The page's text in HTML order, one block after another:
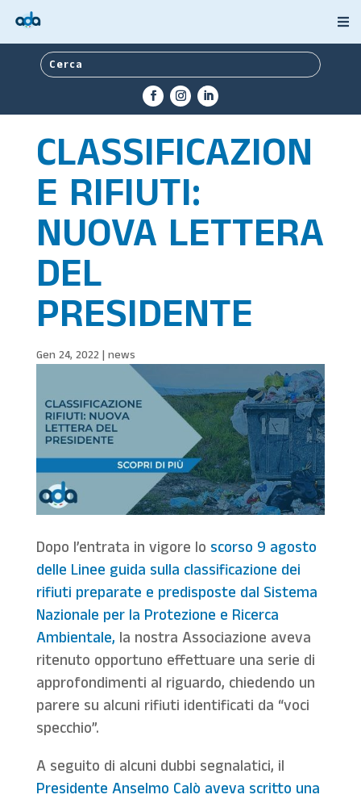
CLASSIFICAZION
E RIFIUTI:
NUOVA LETTERA
DEL
PRESIDENTE
Gen 24, 2022| news
Dopo l’entrata in vigore lo scorso 9 agosto
delle Linee guida sulla classificazione dei
rifiuti preparate e predisposte dal Sistema
Nazionale per la Protezione e Ricerca
Ambientale, la nostra Associazione aveva
ritenuto opportuno effettuare una serie di
approfondimenti al riguardo, chiedendo un
parere su alcuni rifiuti identificati da “voci
specchio”.
A seguito di alcuni dubbi segnalatici, il
Presidente Anselmo Calò aveva scritto una